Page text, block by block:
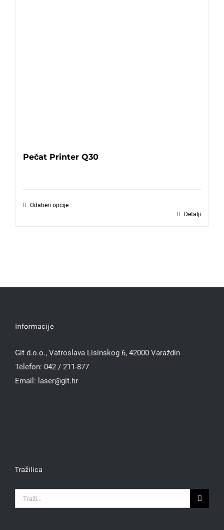
Pečat Printer Q30
Odaberi opcije
Detalji
Informacije
Git d.o.o., Vatroslava Lisinskog 6, 42000 Varaždin
Telefon: 042 / 211-877
Email: laser@git.hr
Tražilica
Traži...